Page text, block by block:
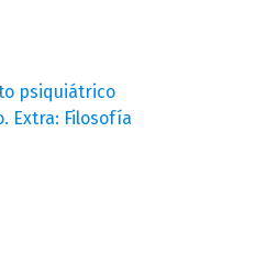
psiquiátrico
Extra: Filosofía